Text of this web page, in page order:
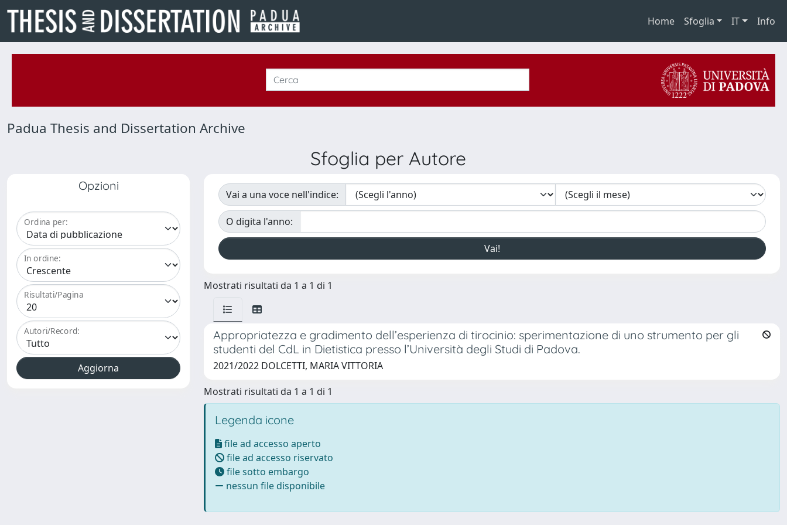
Home Sfoglia IT Info
Padua Thesis and Dissertation Archive
Sfoglia per Autore
Opzioni
Ordina per:
In ordine:
Risultati/Pagina
Autori/Record:
Vai a una voce nell'indice:
O digita l'anno:
Mostrati risultati da 1 a 1 di 1
Appropriatezza e gradimento dell’esperienza di tirocinio: sperimentazione di uno strumento per gli
studenti del CdL in Dietistica presso l’Università degli Studi di Padova.
2021/2022 DOLCETTI, MARIA VITTORIA
Mostrati risultati da 1 a 1 di 1
Legenda icone
file ad accesso aperto
file ad accesso riservato
file sotto embargo
nessun file disponibile